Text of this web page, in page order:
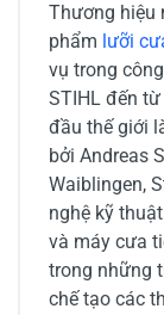
Thương hiệu
phẩm lưỡi
vụ trong
STIHL đến
đầu thế giới
bởi Andreas
Waiblingen,
nghệ kỹ
và máy cưa
trong những
chế tạo các